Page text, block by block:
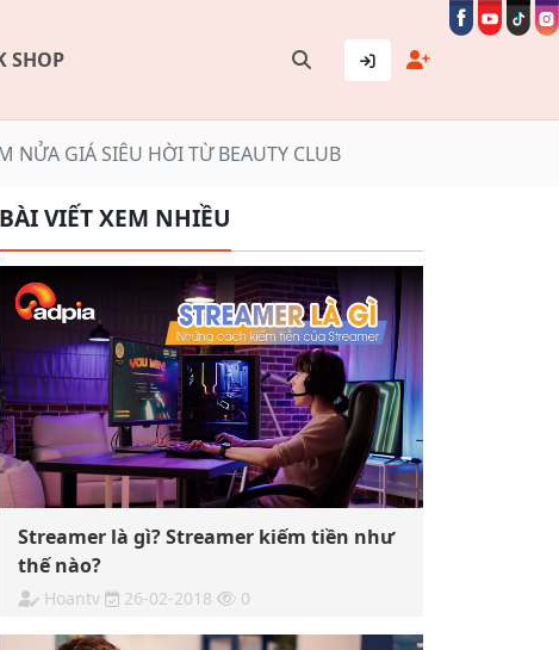
SHOP
NỬA GIÁ SIÊU HỜI TỪ BEAUTY CLUB
BÀI VIẾT XEM NHIỀU
Streamer là gì? Streamer kiếm tiền như
thế nào?
Hoantv 26-02-2018 0